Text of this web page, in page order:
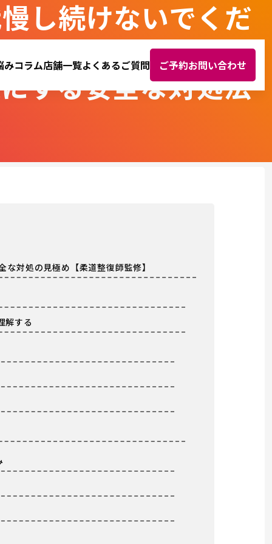
みコラム店舗一覧よくあるご質問 ご予約お問い合わせ
し続けないでくだ
する安全な対処法
対処の見極め【柔道整復師監修】
解する